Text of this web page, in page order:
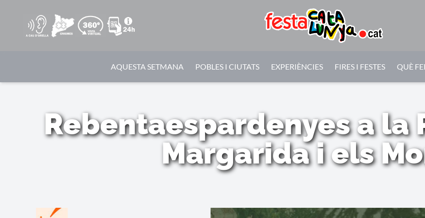
AQUESTA SETMANA POBLES I CIUTATS EXPERIÈNCIES FIRES I FESTES QUÈ
Rebentaespardenyes a la
Margarida i els